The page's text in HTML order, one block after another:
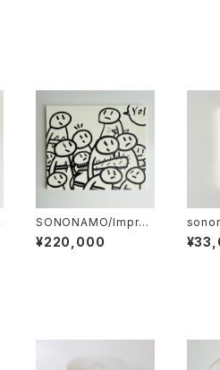
SONONAMO/Impro
mptu series-Armed
Crowds
¥220,000